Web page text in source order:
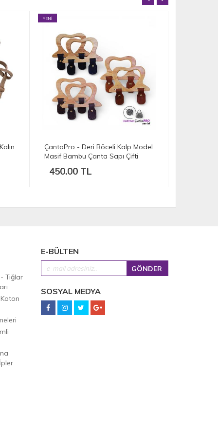
YENİ
ÇantaPro - Deri Böceli C Model
Masif Bambu Çanta Sapı Çifti
450.00 TL
Tığlar
E-BÜLTEN
SOSYAL MEDYA